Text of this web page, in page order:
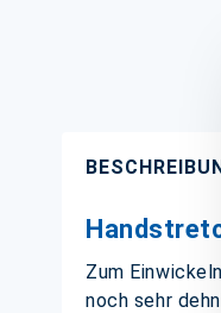
Zum
noch sehr